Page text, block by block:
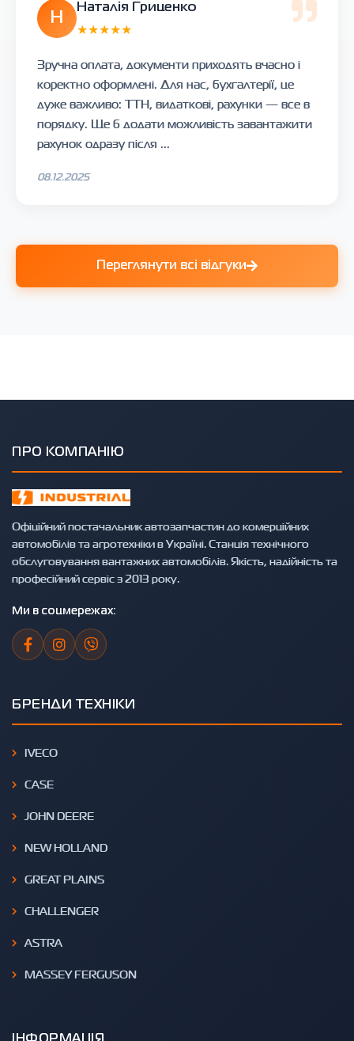
Н
Наталія Гриценко
★★★★★
Зручна оплата, документи приходять вчасно і
коректно оформлені. Для нас, бухгалтерії, це
дуже важливо: ТТН, видаткові, рахунки — все в
порядку. Ще б додати можливість завантажити
рахунок одразу після ...
08.12.2025
Переглянути всі відгуки
ПРО КОМПАНІЮ
Офіційний постачальник автозапчастин до комерційних
автомобілів та агротехніки в Україні. Станція технічного
обслуговування вантажних автомобілів. Якість, надійність та
професійний сервіс з 2013 року.
Ми в соцмережах:
БРЕНДИ ТЕХНІКИ
IVECO
CASE
JOHN DEERE
NEW HOLLAND
GREAT PLAINS
CHALLENGER
ASTRA
MASSEY FERGUSON